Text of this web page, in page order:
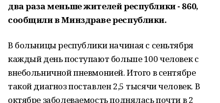
два раза меньше жителей республики - 860,
сообщили в Минздраве республики.
В больницы республики начиная с сеньтября
каждый день поступают больше 100 человек с
внебольничной пневмонией. Итого в сентябре
такой диагноз поставлен 2,5 тысячи человек. В
октябре заболеваемость поднялась почти в 2